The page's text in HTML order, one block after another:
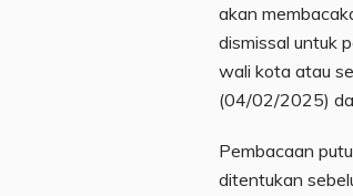
akan
dismissal untuk
wali kota atau
(04/02/2025)
Pembacaan
ditentukan